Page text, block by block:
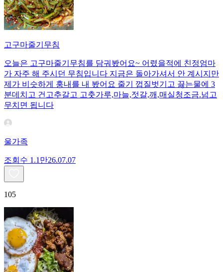
고구마줄기무침
오늘은 고구마줄기무침를 담궈봤어요~ 어렸을적에 친정엄마
가 자주 해 주시던 무침입니다 지금은 돌아가셔서 안 계시지만
제가 비슷하게 훙내를 내 봤어요 줄기 껍질벗기고 끓는물에 3
분데치고 건고추갈고 고춧가루,마늘,젓갈,깨,매실청조금.넘고
무치면 됩니다
울가족
조회수 1.1만26.07.07
105